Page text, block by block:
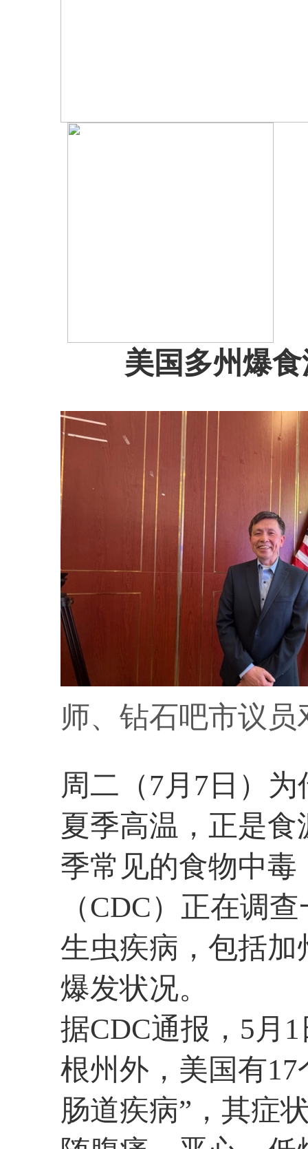
美国多州爆
师、钻石吧市议
周二（7月7日）
夏季高温，正是
季常见的食物中
（CDC）正在调
生虫疾病，包括加
爆发状况。
据CDC通报，5月
根州外，美国有
肠道疾病”，其症